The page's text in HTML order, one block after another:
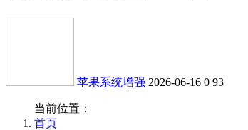
苹果系统增强 2026-06-16 0 93
当前位置：
首页